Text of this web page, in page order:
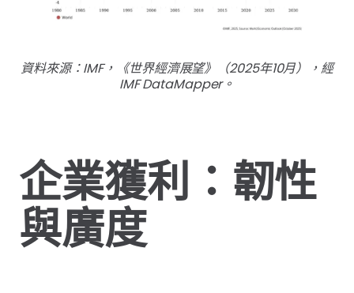
資料來源：IMF，《世界經濟展望》（2025年10月），經
IMF DataMapper。
企業獲利：韌性
與廣度